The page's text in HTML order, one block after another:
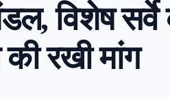
विशेष
रखी मांग